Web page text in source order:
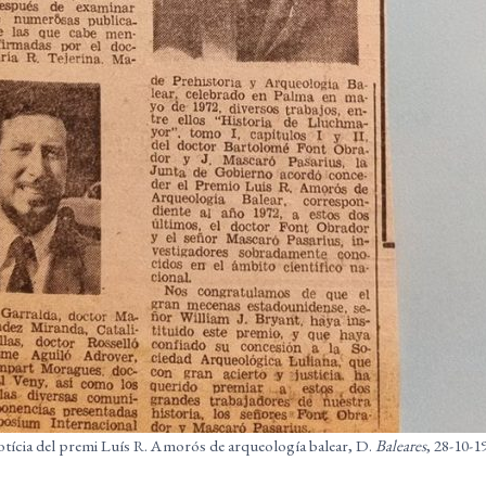
del premi Luís R. Amorós de arqueología balear, D. Baleares, 28-10-